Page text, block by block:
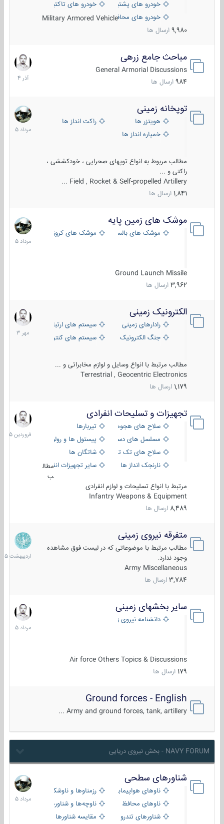
خودرو های پشتیبانی آتش ، شناسایی و ضد تانک
خودرو های تاکتیکی نظامی
خودرو های محافظت شدهMilitary Armored Vehicle
9,980 ارسال ها
مباحث جامع زرهی
General Armorial Discussions
984 ارسال ها
7
آذر
1404
توپخانه زمینی
هویتزر ها
راکت انداز ها
خمپاره انداز ها
مطالب مربوط به انواع توپهای صحرایی ، خودکششی ،
راکتی و ...
Field , Rocket & Self-propelled Artillery ...
1,841 ارسال ها
9
مرداد
1405
موشک های زمین پایه
موشک های بالستیک موشک های کروز
Ground Launch Missile
3,962 ارسال ها
2
مرداد
1405
الکترونیک زمینی
رادارهای زمینی
سیستم های ارتباطی و جمع آوری
جنگ الکترونیک
سیستم های کنترل آتش و تجهیزات
مطالب مرتبط با انواع وسایل و لوازم مخابراتی و ...
Terrestrial , Geocentric Electronics
1,179 ارسال ها
1
مهر
1403
تجهیزات و تسلیحات انفرادی
سلاح های هجومی
تیربارها
مسلسل های دستی
پیستول ها و رولورها
سلاح های تک تیر اندازیشاتگان ها
نارنجک انداز ها
سایر تجهیزات انفرادی
مطال
ب
مرتبط با انواع تسلیحات و لوازم انفرادی
Infantry Weapons & Equipment
8,489 ارسال ها
17
فروردین
1405
متفرقه نیروی زمینی
مطالب مرتبط با موضوعاتی که در لیست فوق مشاهده
وجود ندارد.
Army Miscellaneous
3,784 ارسال ها
27
1405
سایر بخشهای زمینی
دانشنامه نیروی زمینی
Air force Others Topics & Discussions
179 ارسال ها
9
مرداد
1405
Ground forces - English
Army and ground forces, tank, artillery ...
NAVY FORUM - بخش نیروی دریایی
شناورهای سطحی
ناوهای هواپیمابر و بالگرد بررزمناوها و ناوشکن‌ها
ناوهای محافظ
ناوچه‌ها و شناورهای گشتی
شناورهای تندرو
مقایسه شناورها
2
مرداد
1405